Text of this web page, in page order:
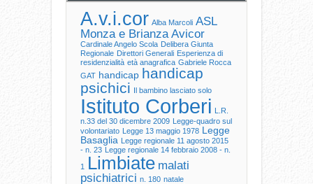
A.v.i.cor Alba Marcoli ASL
Monza e Brianza Avicor
Cardinale Angelo Scola Delibera Giunta
Regionale Direttori Generali Esperienza di
residenzialità età anagrafica Gabriele Rocca
GAT handicap handicap
psichici Il bambino lasciato solo
Istituto Corberi L.R.
n.33 del 30 dicembre 2009 Legge-quadro sul
volontariato Legge 13 maggio 1978 Legge
Basaglia Legge regionale 11 agosto 2015
- n. 23 Legge regionale 14 febbraio 2008 - n.
1
Limbiate malati
psichiatrici n. 180 natale